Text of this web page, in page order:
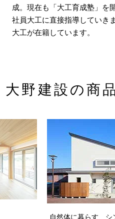
成。現在も「大工育成塾」を
社員大工に直接指導していき
大工が在籍しています。
大野建設の商
自然体に暮らす、シ